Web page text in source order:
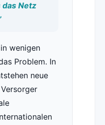
das Netz
wenigen
Problem. In
neue